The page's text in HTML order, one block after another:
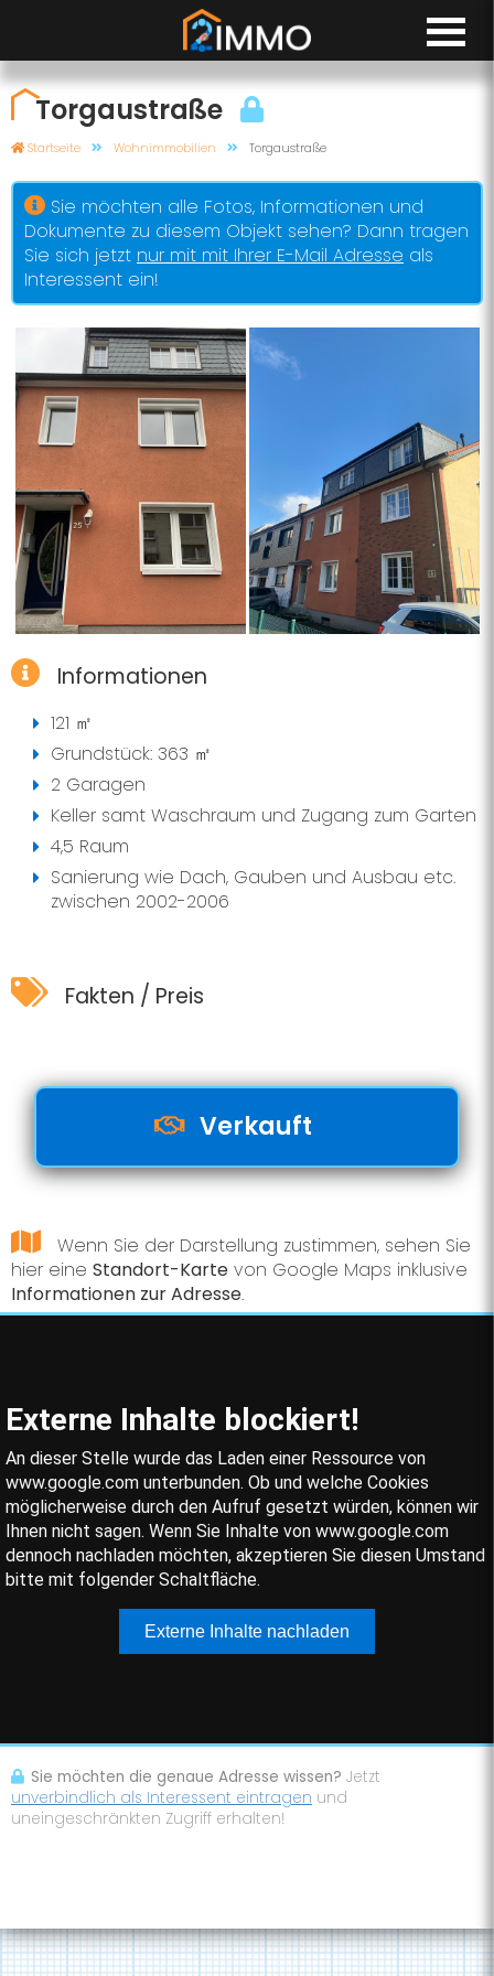
Torgaustraße
Startseite Wohnimmobilien Torgaustraße
Sie möchten alle Fotos, Informationen und
Dokumente zu diesem Objekt sehen? Dann tragen
Sie sich jetzt nur mit mit Ihrer E-Mail Adresse als
Interessent ein!
Informationen
121 ㎡
Grundstück: 363 ㎡
2 Garagen
Keller samt Waschraum und Zugang zum Garten
4,5 Raum
Sanierung wie Dach, Gauben und Ausbau etc.
zwischen 2002-2006
Fakten / Preis
Verkauft
Wenn Sie der Darstellung zustimmen, sehen Sie
hier eine Standort-Karte von Google Maps inklusive
Informationen zur Adresse.
Sie möchten die genaue Adresse wissen? Jetzt
unverbindlich als Interessent eintragen und
uneingeschränkten Zugriff erhalten!